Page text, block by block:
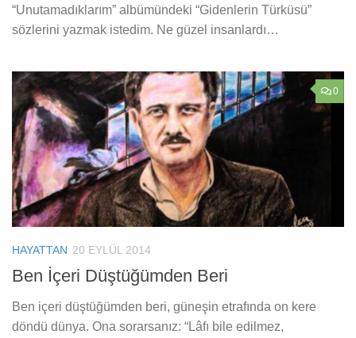
“Unutamadıklarım” albümündeki “Gidenlerin Türküsü”
sözlerini yazmak istedim. Ne güzel insanlardı…
0
HAYATTAN 20 EYLÜL 2014
Ben İçeri Düştüğümden Beri
Ben içeri düştüğümden beri, güneşin etrafında on kere
döndü dünya. Ona sorarsanız: “Lâfı bile edilmez,